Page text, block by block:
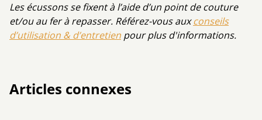
Les écussons se fixent à l’aide d’un point de couture
et/ou au fer à repasser. Référez-vous auxconseils
d’utilisation & d’entretien pour plus d'informations.
Articles connexes